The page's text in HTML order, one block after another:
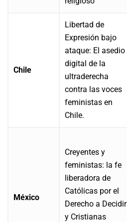
Chile
Libertad de
Expresión bajo
ataque: El asedio
digital de la
ultraderecha
contra las voces
feministas en
Chile.
México
Creyentes y
feministas: la fe
liberadora de
Católicas por el
Derecho a Decidir
y Cristianas